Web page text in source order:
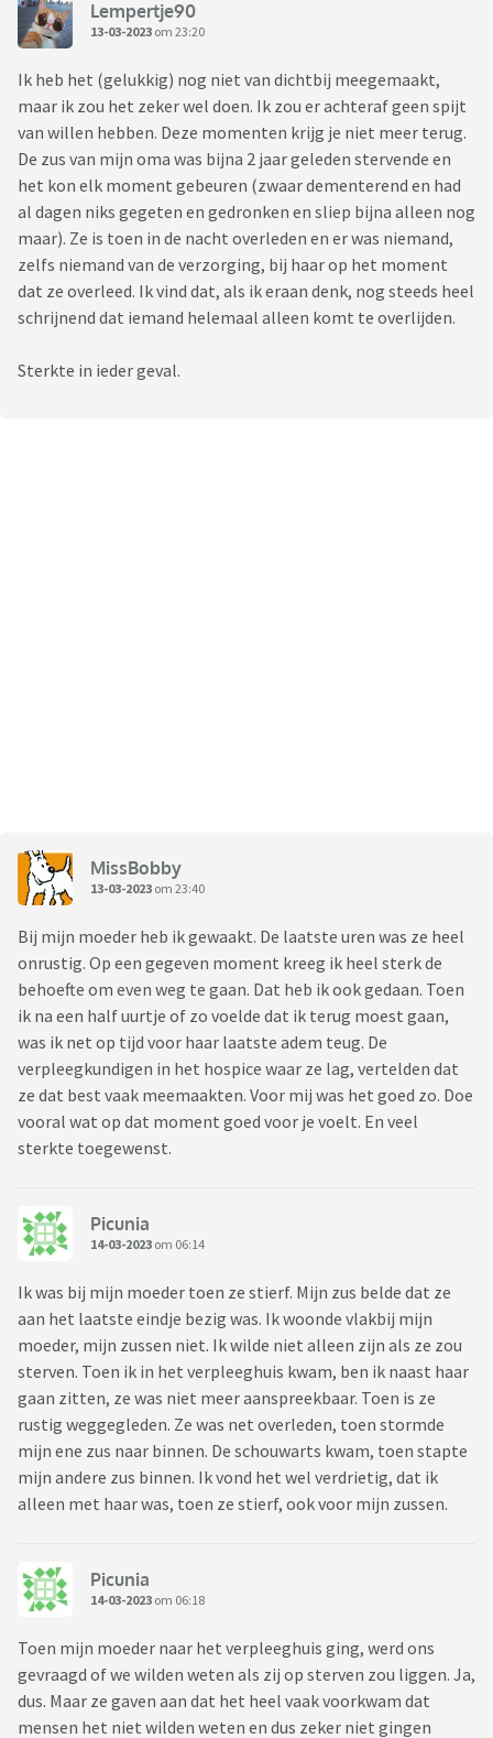
Lempertje90
13-03-2023 om 23:20
Ik heb het (gelukkig) nog niet van dichtbij meegemaakt,
maar ik zou het zeker wel doen. Ik zou er achteraf geen spijt
van willen hebben. Deze momenten krijg je niet meer terug.
De zus van mijn oma was bijna 2 jaar geleden stervende en
het kon elk moment gebeuren (zwaar dementerend en had
al dagen niks gegeten en gedronken en sliep bijna alleen nog
maar). Ze is toen in de nacht overleden en er was niemand,
zelfs niemand van de verzorging, bij haar op het moment
dat ze overleed. Ik vind dat, als ik eraan denk, nog steeds heel
schrijnend dat iemand helemaal alleen komt te overlijden.
Sterkte in ieder geval.
MissBobby
13-03-2023 om 23:40
Bij mijn moeder heb ik gewaakt. De laatste uren was ze heel
onrustig. Op een gegeven moment kreeg ik heel sterk de
behoefte om even weg te gaan. Dat heb ik ook gedaan. Toen
ik na een half uurtje of zo voelde dat ik terug moest gaan,
was ik net op tijd voor haar laatste adem teug. De
verpleegkundigen in het hospice waar ze lag, vertelden dat
ze dat best vaak meemaakten. Voor mij was het goed zo. Doe
vooral wat op dat moment goed voor je voelt. En veel
sterkte toegewenst.
Picunia
14-03-2023 om 06:14
Ik was bij mijn moeder toen ze stierf. Mijn zus belde dat ze
aan het laatste eindje bezig was. Ik woonde vlakbij mijn
moeder, mijn zussen niet. Ik wilde niet alleen zijn als ze zou
sterven. Toen ik in het verpleeghuis kwam, ben ik naast haar
gaan zitten, ze was niet meer aanspreekbaar. Toen is ze
rustig weggegleden. Ze was net overleden, toen stormde
mijn ene zus naar binnen. De schouwarts kwam, toen stapte
mijn andere zus binnen. Ik vond het wel verdrietig, dat ik
alleen met haar was, toen ze stierf, ook voor mijn zussen.
Picunia
14-03-2023 om 06:18
Toen mijn moeder naar het verpleeghuis ging, werd ons
gevraagd of we wilden weten als zij op sterven zou liggen. Ja,
dus. Maar ze gaven aan dat het heel vaak voorkwam dat
mensen het niet wilden weten en dus zeker niet gingen